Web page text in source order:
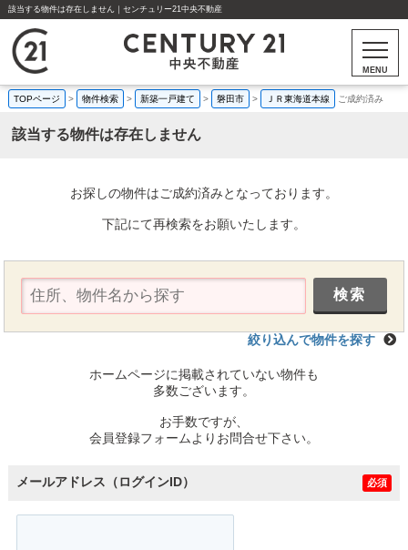
該当する物件は存在しません｜センチュリー21中央不動産
MENU
TOPページ > 物件検索 > 新築一戸建て > 磐田市 > ＪＲ東海道本線 ご成約済み
該当する物件は存在しません
お探しの物件はご成約済みとなっております。
下記にて再検索をお願いたします。
絞り込んで物件を探す
ホームページに掲載されていない物件も
多数ございます。
お手数ですが、
会員登録フォームよりお問合せ下さい。
メールアドレス（ログインID） 必須